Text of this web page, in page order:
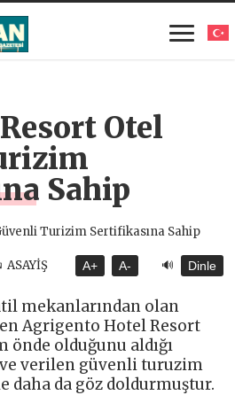
Otel
Sahip
ASAYİŞ A+ A- 🔊 Dinle
mekanlarından olan
Agrigento Hotel Resort
önde olduğunu aldığı
verilen güvenli turuzim
daha da göz doldurmuştur.